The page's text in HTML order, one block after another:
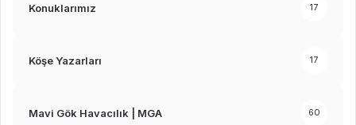
Konuklarımız 17
Köşe Yazarları 17
Mavi Gök Havacılık | MGA 60